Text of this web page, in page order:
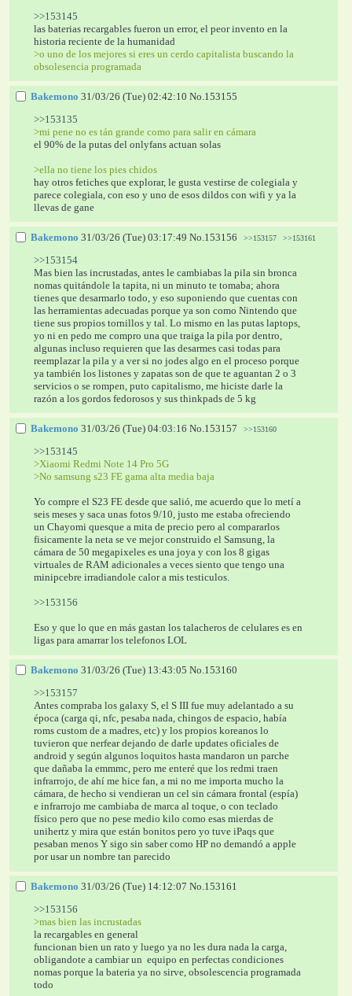
>>153145
las baterias recargables fueron un error, el peor invento en la
historia reciente de la humanidad
>o uno de los mejores si eres un cerdo capitalista buscando la
obsolesencia programada
Bakemono 31/03/26 (Tue) 02:42:10 No.153155
>>153135
>mi pene no es tán grande como para salir en cámara
el 90% de la putas del onlyfans actuan solas
>ella no tiene los pies chidos
hay otros fetiches que explorar, le gusta vestirse de colegiala y
parece colegiala, con eso y uno de esos dildos con wifi y ya la
llevas de gane
Bakemono 31/03/26 (Tue) 03:17:49 No.153156 >>153157 >>153161
>>153154
Mas bien las incrustadas, antes le cambiabas la pila sin bronca
nomas quitándole la tapita, ni un minuto te tomaba; ahora
tienes que desarmarlo todo, y eso suponiendo que cuentas con
las herramientas adecuadas porque ya son como Nintendo que
tiene sus propios tornillos y tal. Lo mismo en las putas laptops,
yo ni en pedo me compro una que traiga la pila por dentro,
algunas incluso requieren que las desarmes casi todas para
reemplazar la pila y a ver si no jodes algo en el proceso porque
ya también los listones y zapatas son de que te aguantan 2 o 3
servicios o se rompen, puto capitalismo, me hiciste darle la
razón a los gordos fedorosos y sus thinkpads de 5 kg
Bakemono 31/03/26 (Tue) 04:03:16 No.153157 >>153160
>>153145
>Xiaomi Redmi Note 14 Pro 5G
>No samsung s23 FE gama alta media baja
Yo compre el S23 FE desde que salió, me acuerdo que lo metí a
seis meses y saca unas fotos 9/10, justo me estaba ofreciendo
un Chayomi quesque a mita de precio pero al compararlos
fisicamente la neta se ve mejor construido el Samsung, la
cámara de 50 megapixeles es una joya y con los 8 gigas
virtuales de RAM adicionales a veces siento que tengo una
minipcebre irradiandole calor a mis testiculos.
>>153156
Eso y que lo que en más gastan los talacheros de celulares es en
ligas para amarrar los telefonos LOL
Bakemono 31/03/26 (Tue) 13:43:05 No.153160
>>153157
Antes compraba los galaxy S, el S III fue muy adelantado a su
época (carga qi, nfc, pesaba nada, chingos de espacio, había
roms custom de a madres, etc) y los propios koreanos lo
tuvieron que nerfear dejando de darle updates oficiales de
android y según algunos loquitos hasta mandaron un parche
que dañaba la emmmc, pero me enteré que los redmi traen
infrarrojo, de ahí me hice fan, a mi no me importa mucho la
cámara, de hecho si vendieran un cel sin cámara frontal (espía)
e infrarrojo me cambiaba de marca al toque, o con teclado
físico pero que no pese medio kilo como esas mierdas de
unihertz y mira que están bonitos pero yo tuve iPaqs que
pesaban menos Y sigo sin saber como HP no demandó a apple
por usar un nombre tan parecido
Bakemono 31/03/26 (Tue) 14:12:07 No.153161
>>153156
>mas bien las incrustadas
la recargables en general
funcionan bien un rato y luego ya no les dura nada la carga,
obligandote a cambiar un  equipo en perfectas condiciones
nomas porque la bateria ya no sirve, obsolescencia programada
todo